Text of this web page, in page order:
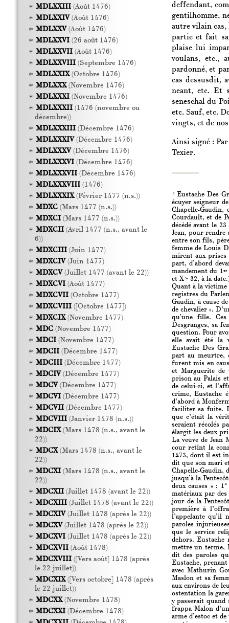
deffendant,
gentilhomme,
autre vilain cas,
partie et fait
plaise lui
voulans, etc.,
pardonné, et
cas dessusdit,
neant, etc. Et
seneschal du
etc. Sauf, etc.
vingts, et de
Ainsi signé :
Texier.
1Eustache Des
écuyer seigneur
Chapelle-Gaudin,
Courdault, et de
décédé avant le
Jean, pour rendre
entre son fils,
femme de Louis
mirent aux prises
part, d’abord
mandement du 1er
et X2a32, à la
Quant à la victime
registres du
Gaudin, à cause
de chevalier ».
qu’une fille.
Desgranges, sa
question. Pour
elle avait été la
Eustache Des
part au meurtre,
furent mis en
et Marguerite de
prison au Palais
de celui-ci, et
crime, Eustache
d’abord à
faciliter sa fuite.
que c’était la
seraient récolés
élargit les deux
La veuve de Jean
cour retînt la
1473, dont il est
dit que son mari
Chapelle-Gaudin,
jusqu’à la
deux causes » :
matériaux par
jour de la
première à
l’appelante
paroles
que le service
dehors. Eustache
mettre un terme,
dit des paroles
Eustache,
avec Mathurin
Maslon et sa
aux environs de
ostentation la
y passerait
frappa Malon
arme d’estoc et
MDLXXIII(Août 1476)
MDLXXIV(Août 1476)
MDLXXV(Août 1476)
MDLXXVI(26 août 1476)
MDLXXVII(Août 1476)
MDLXXVIII(Septembre 1476)
MDLXXIX(Octobre 1476)
MDLXXX(Novembre 1476)
MDLXXXI(Novembre 1476)
MDLXXXII(1476 (novembre ou
décembre))
MDLXXXIII(Décembre 1476)
MDLXXXIV(Décembre 1476)
MDLXXXV(Décembre 1476)
MDLXXXVI(Décembre 1476)
MDLXXXVII(Décembre 1476)
MDLXXXVIII(1476)
MDLXXXIX(Février 1477 (n.s.))
MDXC(Mars 1477 (n.s.))
MDXCI(Mars 1477 (n.s.))
MDXCII(Avril 1477 (n.s., avant le
6))
MDXCIII(Juin 1477)
MDXCIV(Juin 1477)
MDXCV(Juillet 1477 (avant le 22))
MDXCVI(Août 1477)
MDXCVII(Octobre 1477)
MDXCVIII([Octobre 1477])
MDXCIX(Novembre 1477)
MDC(Novembre 1477)
MDCI(Novembre 1477)
MDCII(Décembre 1477)
MDCIII(Décembre 1477)
MDCIV(Décembre 1477)
MDCV(Décembre 1477)
MDCVI(Décembre 1477)
MDCVII(Décembre 1477)
MDCVIII(Janvier 1478 (n.s.))
MDCIX(Mars 1478 (n.s., avant le
22))
MDCX(Mars 1478 (n.s., avant le
22))
MDCXI(Mars 1478 (n.s., avant le
22))
MDCXII(Juillet 1478 (avant le 22))
MDCXIII(Juillet 1478 (avant le 22))
MDCXIV(Juillet 1478 (après le 22))
MDCXV(Juillet 1478 (après le 22))
MDCXVI(Juillet 1478 (après le 22))
MDCXVII(Août 1478)
MDCXVIII([Vers août] 1478 (après
le 22 juillet))
MDCXIX([Vers octobre] 1478 (après
le 22 juillet))
MDCXX(Novembre 1478)
MDCXXI(Décembre 1478)